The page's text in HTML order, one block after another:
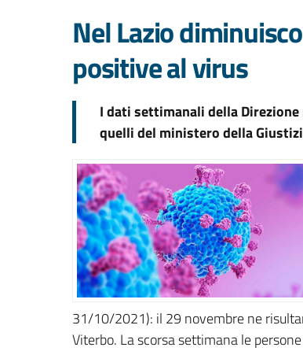
Nel Lazio
positive al virus
I dati settimanali della
quelli del ministero della
31/10/2021): il 29 novembre ne
Viterbo. La scorsa settimana le